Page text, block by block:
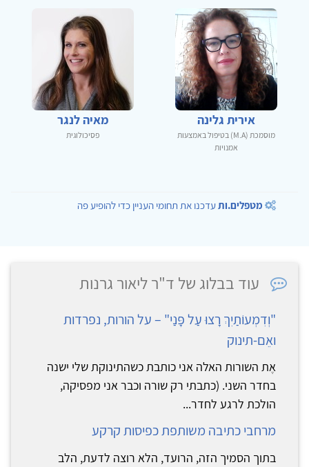
אירית גלינה
מוסמכת (M.A) בטיפול באמצעות
אמנויות
מאיה לנגר
פסיכולוגית
מטפלים.ותעדכנו את תחומי העניין כדי להופיע פה
עוד בבלוג של ד"ר ליאור גרנות
"וְדִמְעוֹתַיִךְ רָצוּ עַל פָּנַי" – על הורות, נפרדות
ואֵם-תינוק
אֶת השורות האלה אני כותבת כשהתינוקת שלי ישנה
בחדר השני. (כתבתי רק שורה וכבר אני מפסיקה,
הולכת לרגע לחדר...
מרחבי כתיבה משותפת כפיסות קרקע
בתוך הסמיך הזה, הרועד, הלא רוצה לדעת, הלב